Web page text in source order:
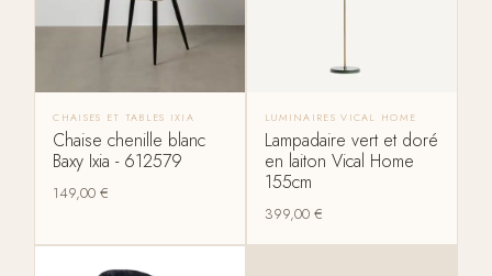
CHAISES ET TABLES IXIA
Chaise chenille blanc
Baxy Ixia - 612579
149,00€
LUMINAIRES VICAL HOME
Lampadaire vert et doré
en laiton Vical Home
155cm
399,00 €